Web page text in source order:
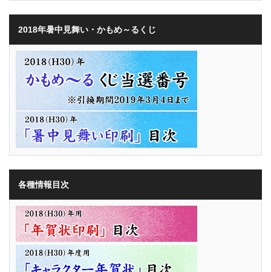
2018年暑中見舞い・かもめ～るくじ
各種情報目次